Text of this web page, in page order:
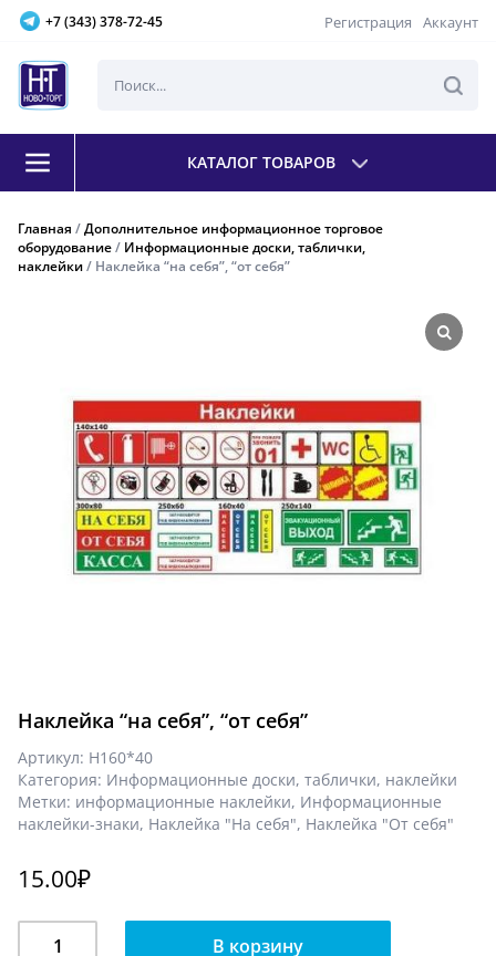
+7 (343) 378-72-45 Регистрация Аккаунт
КАТАЛОГ ТОВАРОВ
Главная /Дополнительное информационное торговое
оборудование/ Информационные доски, таблички,
наклейки/ Наклейка “на себя”, “от себя”
Наклейка “на себя”, “от себя”
Артикул: Н160*40
Категория: Информационные доски, таблички, наклейки
Метки: информационные наклейки, Информационные
наклейки-знаки, Наклейка "На себя", Наклейка "От себя"
15.00₽
В корзину